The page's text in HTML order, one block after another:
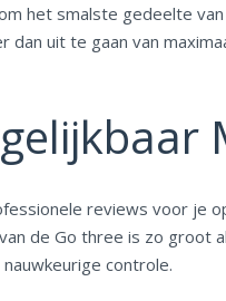
het smalste gedeelte
dan uit te gaan van
reviews voor je
de Go three is zo groot
controle.